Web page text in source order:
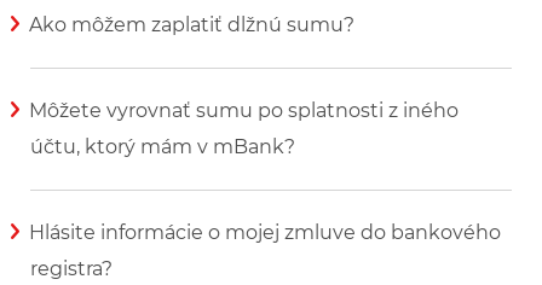
Ako môžem zaplatiť dlžnú sumu?
Môžete vyrovnať sumu po splatnosti z iného
účtu, ktorý mám v mBank?
Hlásite informácie o mojej zmluve do bankového
registra?